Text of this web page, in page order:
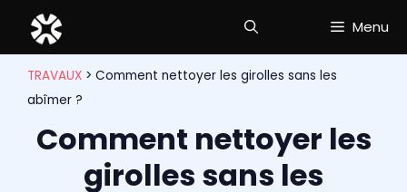
contenu
Menu
TRAVAUX > Comment nettoyer les girolles sans les
abîmer ?
Comment nettoyer les
girolles sans les